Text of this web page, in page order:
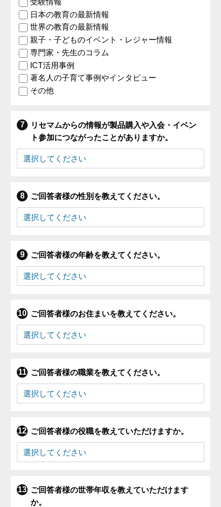
日本の教育の最新情報
世界の教育の最新情報
親子・子どものイベント・レジャー情報
専門家・先生のコラム
ICT活用事例
著名人の子育て事例やインタビュー
その他
リセマムからの情報が製品購入や入会・イベン
ト参加につながったことがありますか。
ご回答者様の性別を教えてください。
ご回答者様の年齢を教えてください。
ご回答者様のお住まいを教えてください。
ご回答者様の職業を教えてください。
ご回答者様の役職を教えていただけますか。
ご回答者様の世帯年収を教えていただけます
か。